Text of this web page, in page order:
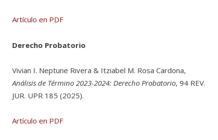
Artículo en PDF
Derecho Probatorio
Vivian I. Neptune Rivera & Itziabel M. Rosa Cardona,
Análisis de Término 2023-2024: Derecho Probatorio, 94 REV.
JUR. UPR 185 (2025).
Artículo en PDF